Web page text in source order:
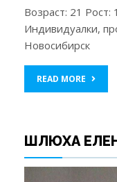
Возраст: 21 Рост:
Индивидуалки,
Новосибирск
READ MORE
ШЛЮХА